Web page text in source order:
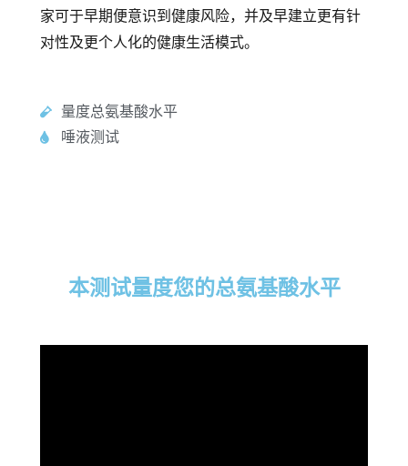
家可于早期便意识到健康风险，并及早建立更有针
对性及更个人化的健康生活模式。
量度总氨基酸水平
唾液测试
本测试量度您的总氨基酸水平